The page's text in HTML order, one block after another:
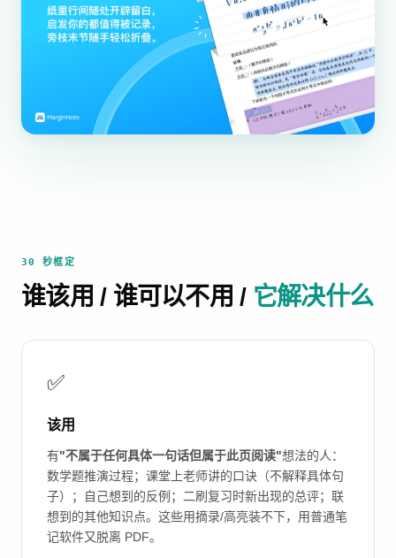
30 秒框定
谁该用 / 谁可以不用 / 它解决什么
✅
该用
有"不属于任何具体一句话但属于此页阅读"想法的人：
数学题推演过程；课堂上老师讲的口诀（不解释具体句
子）；自己想到的反例；二刷复习时新出现的总评；联
想到的其他知识点。这些用摘录/高亮装不下，用普通笔
记软件又脱离 PDF。